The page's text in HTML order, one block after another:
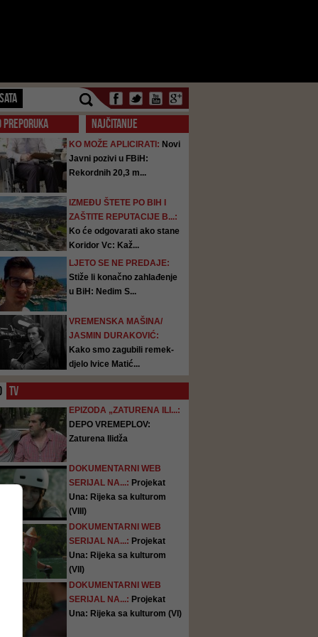
PREPORUKA NAJČITANIJE
KO MOŽE APLICIRATI: Novi
Javni pozivi u FBiH:
Rekordnih 20,3 m...
IZMEĐU ŠTETE PO BIH I
ZAŠTITE REPUTACIJE B...:
Ko će odgovarati ako stane
Koridor Vc: Kaž...
LJETO SE NE PREDAJE:
Stiže li konačno zahlađenje
u BiH: Nedim S...
VREMENSKA MAŠINA/
JASMIN DURAKOVIĆ:
Kako smo zagubili remek-
djelo Ivice Matić...
TV
EPIZODA „ZATURENA ILI...:
DEPO VREMEPLOV:
Zaturena Ilidža
DOKUMENTARNI WEB
SERIJAL NA...: Projekat
Una: Rijeka sa kulturom
(VIII)
DOKUMENTARNI WEB
SERIJAL NA...: Projekat
Una: Rijeka sa kulturom
(VII)
DOKUMENTARNI WEB
SERIJAL NA...: Projekat
Una: Rijeka sa kulturom (VI)